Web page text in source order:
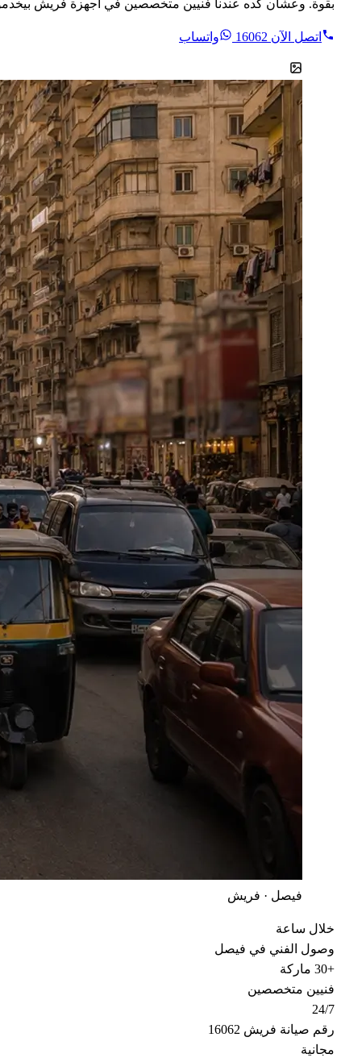
بقوة. وعشان كده عندنا فنيين متخصصين في أجهزة فريش
اتصل الآن 16062 واتساب
فيصل · فريش
خلال ساعة
وصول الفني في فيصل
+30 ماركة
فنيين متخصصين
24/7
رقم صيانة فريش 16062
مجانية